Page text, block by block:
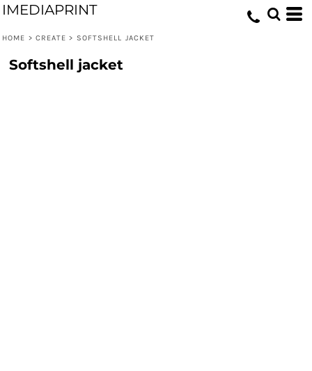
IMEDIAPRINT
HOME > CREATE > SOFTSHELL JACKET
Softshell jacket